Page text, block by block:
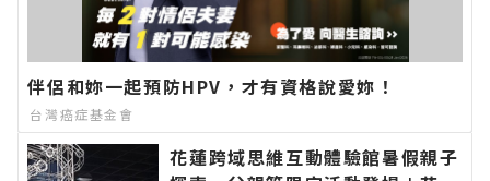
伴侶和妳一起預防HPV，才有資格說愛妳！
台灣癌症基金會
花蓮跨域思維互動體驗館暑假親子